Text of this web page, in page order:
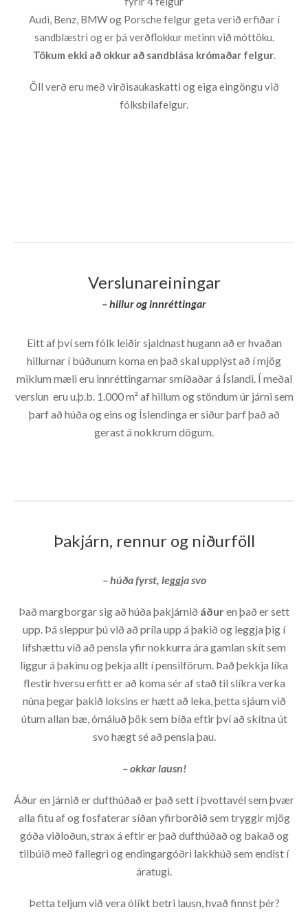
Audi, Benz, BMW og Porsche felgur geta verið erfiðar í
sandblæstri og er þá verðflokkur metinn við móttöku.
Tökum ekki að okkur að sandblása krómaðar felgur.
Öll verð eru með virðisaukaskatti og eiga eingöngu við
fólksbílafelgur.
Verslunareiningar
– hillur og innréttingar
Eitt af því sem fólk leiðir sjaldnast hugann að er hvaðan
hillurnar í búðunum koma en það skal upplýst að í mjög
miklum mæli eru innréttingarnar smíðaðar á Íslandi. Í meðal
verslun eru u.þ.b. 1.000 m² af hillum og stöndum úr járni sem
þarf að húða og eins og Íslendinga er siður þarf það að
gerast á nokkrum dögum.
Þakjárn, rennur og niðurföll
– húða fyrst, leggja svo
Það margborgar sig að húða þakjárnið áðuren það er sett
upp. Þá sleppur þú við að príla upp á þakið og leggja þig í
lífshættu við að pensla yfir nokkurra ára gamlan skít sem
liggur á þakinu og þekja allt í pensilförum. Það þekkja líka
flestir hversu erfitt er að koma sér af stað til slíkra verka
núna þegar þakið loksins er hætt að leka, þetta sjáum við
útum allan bæ, ómáluð þök sem bíða eftir því að skítna út
svo hægt sé að pensla þau.
– okkar lausn!
Áður en járnið er dufthúðað er það sett í þvottavél sem þvær
alla fitu af og fosfaterar síðan yfirborðið sem tryggir mjög
góða viðloðun, strax á eftir er það dufthúðað og bakað og
tilbúið með fallegri og endingargóðri lakkhúð sem endist í
áratugi.
Þetta teljum við vera ólíkt betri lausn, hvað finnst þér?